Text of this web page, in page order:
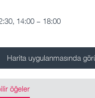
14:00 – 18:00
Harita uygulanmasında
öğeler